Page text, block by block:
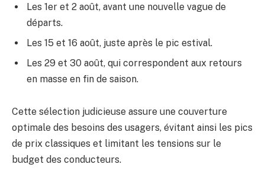
Les 1er et 2 août, avant une nouvelle vague de
départs.
Les 15 et 16 août, juste après le pic estival.
Les 29 et 30 août, qui correspondent aux retours
en masse en fin de saison.
Cette sélection judicieuse assure une couverture
optimale des besoins des usagers, évitant ainsi les pics
de prix classiques et limitant les tensions sur le
budget des conducteurs.